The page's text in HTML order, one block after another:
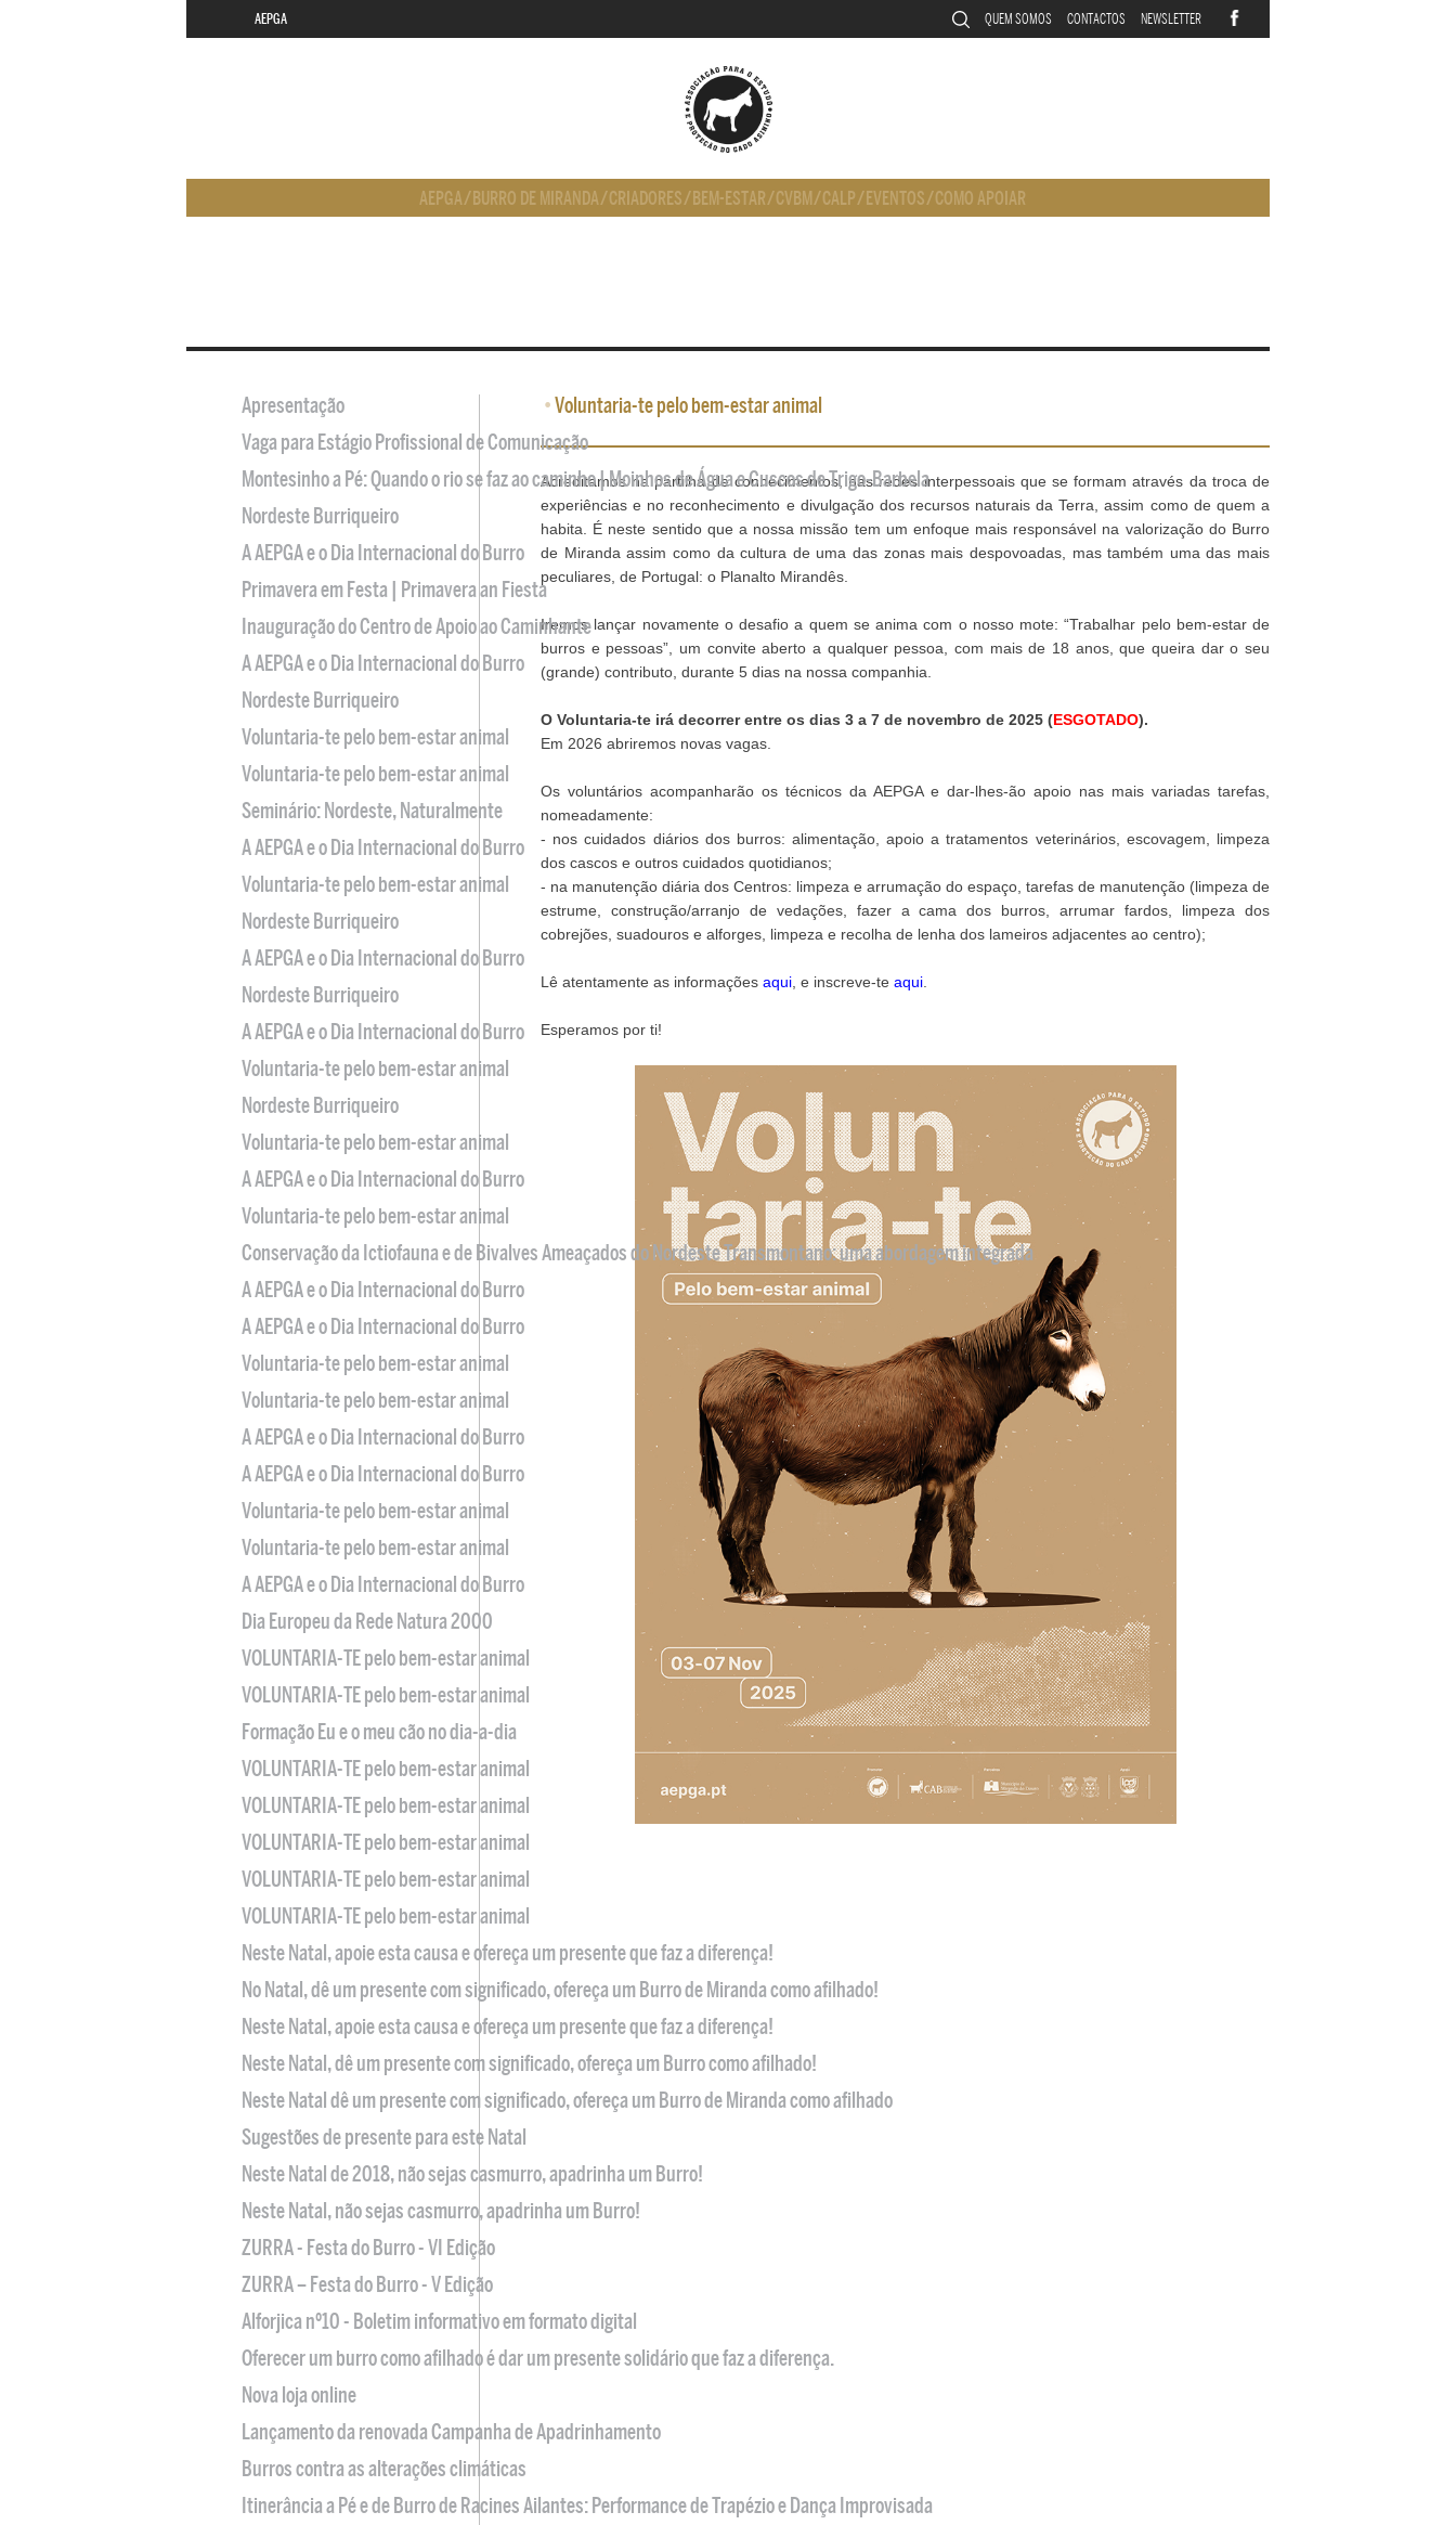
AEPGA QUEM SOMOS CONTACTOS NEWSLETTER
AEPGA/ BURRO DE MIRANDA/CRIADORES/ BEM-ESTAR/CVBM/CALP/ EVENTOS/COMO APOIAR
•Voluntaria-te pelo bem-estar animal
Acreditamos na partilha de conhecimentos, nas redes interpessoais que se formam através da troca de
experiências e no reconhecimento e divulgação dos recursos naturais da Terra, assim como de quem a
habita. É neste sentido que a nossa missão tem um enfoque mais responsável na valorização do Burro
de Miranda assim como da cultura de uma das zonas mais despovoadas, mas também uma das mais
peculiares, de Portugal: o Planalto Mirandês.
Iremos lançar novamente o desafio a quem se anima com o nosso mote: “Trabalhar pelo bem-estar de
burros e pessoas”, um convite aberto a qualquer pessoa, com mais de 18 anos, que queira dar o seu
(grande) contributo, durante 5 dias na nossa companhia.
O Voluntaria-te irá decorrer entre os dias 3 a 7 de novembro de 2025 (ESGOTADO).
Em 2026 abriremos novas vagas.
Os voluntários acompanharão os técnicos da AEPGA e dar-lhes-ão apoio nas mais variadas tarefas,
nomeadamente:
- nos cuidados diários dos burros: alimentação, apoio a tratamentos veterinários, escovagem, limpeza
dos cascos e outros cuidados quotidianos;
- na manutenção diária dos Centros: limpeza e arrumação do espaço, tarefas de manutenção (limpeza de
estrume, construção/arranjo de vedações, fazer a cama dos burros, arrumar fardos, limpeza dos
cobrejões, suadouros e alforges, limpeza e recolha de lenha dos lameiros adjacentes ao centro);
Lê atentamente as informações aqui , e inscreve-te aqui
Esperamos por ti!
Apresentação
Vaga para Estágio Profissional de Comunicação
Montesinho a Pé: Quando o rio se faz ao caminho | Moinhos de Água e Cuscos de Trigo-Barbela
Nordeste Burriqueiro
A AEPGA e o Dia Internacional do Burro
Primavera em Festa | Primavera an Fiesta
Inauguração do Centro de Apoio ao Caminhante
A AEPGA e o Dia Internacional do Burro
Nordeste Burriqueiro
Voluntaria-te pelo bem-estar animal
Voluntaria-te pelo bem-estar animal
Seminário: Nordeste, Naturalmente
A AEPGA e o Dia Internacional do Burro
Voluntaria-te pelo bem-estar animal
Nordeste Burriqueiro
A AEPGA e o Dia Internacional do Burro
Nordeste Burriqueiro
A AEPGA e o Dia Internacional do Burro
Voluntaria-te pelo bem-estar animal
Nordeste Burriqueiro
Voluntaria-te pelo bem-estar animal
A AEPGA e o Dia Internacional do Burro
Voluntaria-te pelo bem-estar animal
Conservação da Ictiofauna e de Bivalves Ameaçados do Nordeste Transmontano: uma abordagem integrada
A AEPGA e o Dia Internacional do Burro
A AEPGA e o Dia Internacional do Burro
Voluntaria-te pelo bem-estar animal
Voluntaria-te pelo bem-estar animal
A AEPGA e o Dia Internacional do Burro
A AEPGA e o Dia Internacional do Burro
Voluntaria-te pelo bem-estar animal
Voluntaria-te pelo bem-estar animal
A AEPGA e o Dia Internacional do Burro
Dia Europeu da Rede Natura 2000
VOLUNTARIA-TE pelo bem-estar animal
VOLUNTARIA-TE pelo bem-estar animal
Formação Eu e o meu cão no dia-a-dia
VOLUNTARIA-TE pelo bem-estar animal
VOLUNTARIA-TE pelo bem-estar animal
VOLUNTARIA-TE pelo bem-estar animal
VOLUNTARIA-TE pelo bem-estar animal
VOLUNTARIA-TE pelo bem-estar animal
Neste Natal, apoie esta causa e ofereça um presente que faz a diferença!
No Natal, dê um presente com significado, ofereça um Burro de Miranda como afilhado!
Neste Natal, apoie esta causa e ofereça um presente que faz a diferença!
Neste Natal, dê um presente com significado, ofereça um Burro como afilhado!
Neste Natal dê um presente com significado, ofereça um Burro de Miranda como afilhado
Sugestões de presente para este Natal
Neste Natal de 2018, não sejas casmurro, apadrinha um Burro!
Neste Natal, não sejas casmurro, apadrinha um Burro!
ZURRA - Festa do Burro - VI Edição
ZURRA – Festa do Burro - V Edição
Alforjica nº10 - Boletim informativo em formato digital
Oferecer um burro como afilhado é dar um presente solidário que faz a diferença.
Nova loja online
Lançamento da renovada Campanha de Apadrinhamento
Burros contra as alterações climáticas
Itinerância a Pé e de Burro de Racines Ailantes: Performance de Trapézio e Dança Improvisada